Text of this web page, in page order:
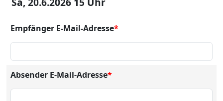
Empfänger E-Mail-Adresse*
Absender E-Mail-Adresse*